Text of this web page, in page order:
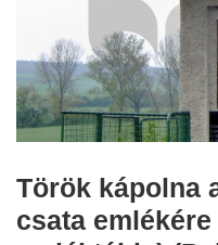
Török kápolna
csata